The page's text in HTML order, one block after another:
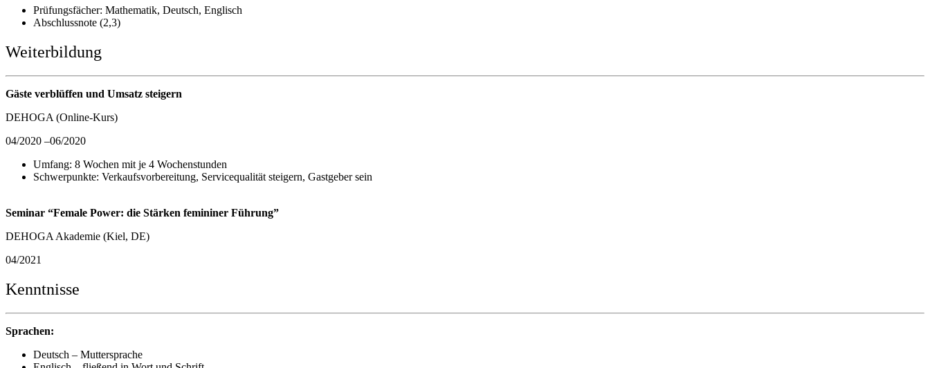
Prüfungsfächer: Mathematik, Deutsch, Englisch
Abschlussnote (2,3)
Weiterbildung
Gäste verblüffen und Umsatz steigern
DEHOGA (Online-Kurs)
04/2020 –06/2020
Umfang: 8 Wochen mit je 4 Wochenstunden
Schwerpunkte: Verkaufsvorbereitung, Servicequalität steigern, Gastgeber sein
Seminar “Female Power: die Stärken femininer Führung”
DEHOGA Akademie (Kiel, DE)
04/2021
Kenntnisse
Sprachen:
Deutsch – Muttersprache